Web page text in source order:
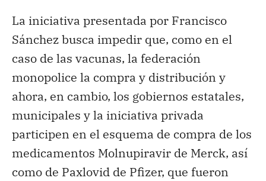
La iniciativa presentada por Francisco
Sánchez busca impedir que, como en el
caso de las vacunas, la federación
monopolice la compra y distribución y
ahora, en cambio, los gobiernos estatales,
municipales y la iniciativa privada
participen en el esquema de compra de los
medicamentos Molnupiravir de Merck, así
como de Paxlovid de Pfizer, que fueron